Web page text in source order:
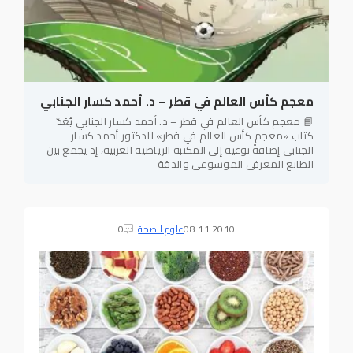
معجم كأس العالم في قطر – د. أحمد كسار الجنابي
📘 معجم كأس العالم في قطر – د. أحمد كسار الجنابي يُعَدّ
كتاب «معجم كأس العالم في قطر» للدكتور أحمد كسار
الجنابي إضافةً نوعية إلى المكتبة الرياضية العربية، إذ يجمع بين
الطابع المعرفي الموسوعي والدقة
08.11.2010علوم الصحة 0